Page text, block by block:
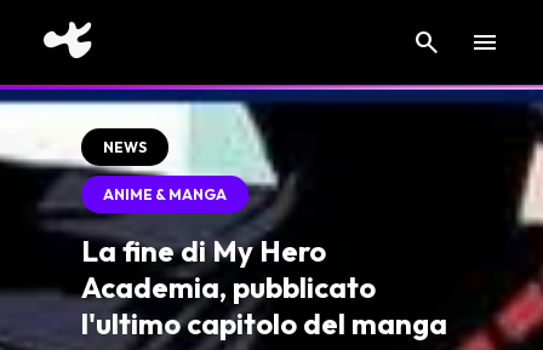
search menu
NEWS
ANIME & MANGA
La fine di My Hero
Academia, pubblicato
l'ultimo capitolo del manga